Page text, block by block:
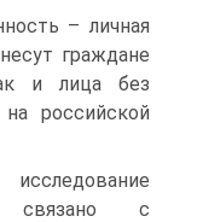
– личная
граждане
и лица без
российской
связано с